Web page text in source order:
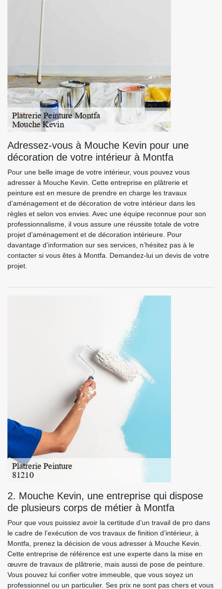
Adressez-vous à Mouche Kevin pour une
décoration de votre intérieur à Montfa
Pour une belle image de votre intérieur, vous pouvez vous
adresser à Mouche Kevin. Cette entreprise en plâtrerie et
peinture est en mesure de prendre en charge les travaux
d’aménagement et de décoration de votre intérieur dans les
règles et selon vos envies. Avec une équipe reconnue pour son
professionnalisme, il vous assure une réussite totale de votre
projet d’aménagement et de décoration intérieure. Pour
davantage d’information sur ses services, n’hésitez pas à le
contacter si vous êtes à Montfa. Demandez-lui un devis de votre
projet.
2. Mouche Kevin, une entreprise qui dispose
de plusieurs corps de métier à Montfa
Pour que vous puissiez avoir la certitude d’un travail de pro dans
le cadre de l’exécution de vos travaux de finition d’intérieur, à
Montfa, prenez la décision de vous adresser à Mouche Kevin.
Cette entreprise de référence est une experte dans la mise en
œuvre de travaux de plâtrerie, mais aussi de pose de peinture.
Vous pouvez lui confier votre immeuble, que vous soyez un
professionnel ou un particulier. Ses prix ne sont pas chers et vous